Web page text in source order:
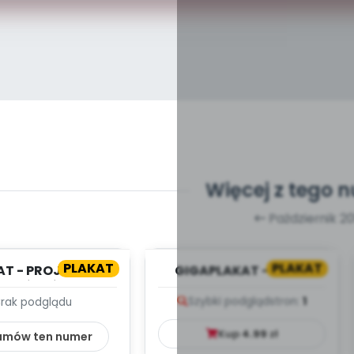
Więcej z tego
Październik
PLAKAT
- PROJEKTY -
LITERA...
podglądu
ten numer
PLAKAT
GIGAPLAKAT - MAPA
Szybki podglądstron: 1
Kup4.99zł